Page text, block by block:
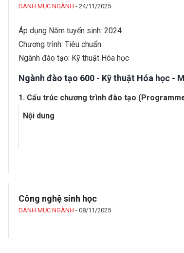
DANH MỤC NGÀNH - 24/11/2025
Áp dụng Năm tuyển sinh: 2024
Chương trình: Tiêu chuẩn
Ngành đào tạo: Kỹ thuật Hóa học
Ngành đào tạo 600 - Kỹ thuật Hóa học -
1. Cấu trúc chương trình đào tạo
Nội dung
Công nghệ sinh học
DANH MỤC NGÀNH - 08/11/2025